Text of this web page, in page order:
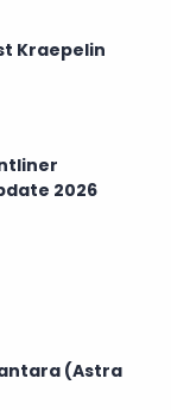
Kraepelin
2026
(Astra